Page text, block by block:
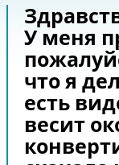
У меня
что я
есть
весит